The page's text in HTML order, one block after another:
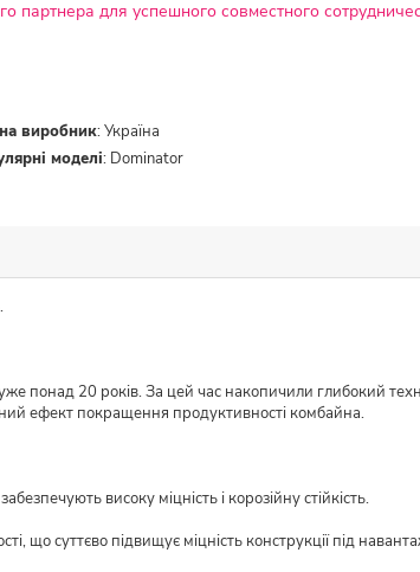
для успешного совместного
виробник:Україна
моделі: Dominator
понад 20 років. За цей час накопичили глибокий
ефект покращення продуктивності комбайна.
високу міцність і корозійну стійкість.
що суттєво підвищує міцність конструкції під